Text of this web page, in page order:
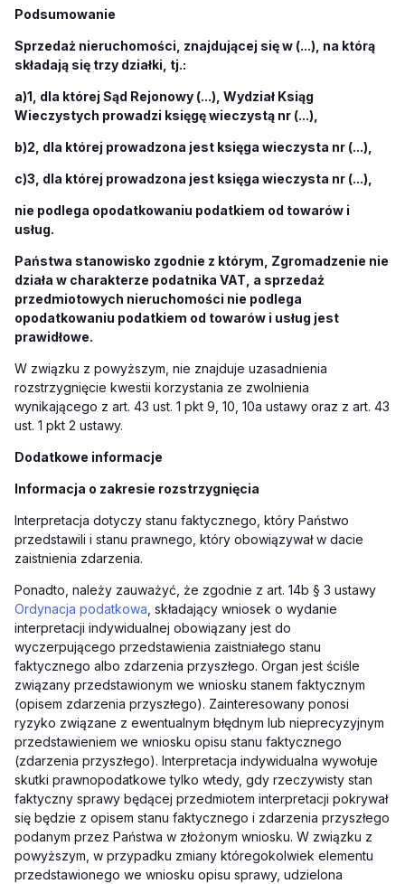
Podsumowanie
Sprzedaż nieruchomości, znajdującej się w (...), na którą
składają się trzy działki, tj.:
a)1, dla której Sąd Rejonowy (...), Wydział Ksiąg
Wieczystych prowadzi księgę wieczystą nr (...),
b)2, dla której prowadzona jest księga wieczysta nr (...),
c)3, dla której prowadzona jest księga wieczysta nr (...),
nie podlega opodatkowaniu podatkiem od towarów i
usług.
Państwa stanowisko zgodnie z którym, Zgromadzenie nie
działa w charakterze podatnika VAT, a sprzedaż
przedmiotowych nieruchomości nie podlega
opodatkowaniu podatkiem od towarów i usług jest
prawidłowe.
W związku z powyższym, nie znajduje uzasadnienia
rozstrzygnięcie kwestii korzystania ze zwolnienia
wynikającego z art. 43 ust. 1 pkt 9, 10, 10a ustawy oraz z art. 43
ust. 1 pkt 2 ustawy.
Dodatkowe informacje
Informacja o zakresie rozstrzygnięcia
Interpretacja dotyczy stanu faktycznego, który Państwo
przedstawili i stanu prawnego, który obowiązywał w dacie
zaistnienia zdarzenia.
Ponadto, należy zauważyć, że zgodnie z art. 14b § 3 ustawy
Ordynacja podatkowa , składający wniosek o wydanie
interpretacji indywidualnej obowiązany jest do
wyczerpującego przedstawienia zaistniałego stanu
faktycznego albo zdarzenia przyszłego. Organ jest ściśle
związany przedstawionym we wniosku stanem faktycznym
(opisem zdarzenia przyszłego). Zainteresowany ponosi
ryzyko związane z ewentualnym błędnym lub nieprecyzyjnym
przedstawieniem we wniosku opisu stanu faktycznego
(zdarzenia przyszłego). Interpretacja indywidualna wywołuje
skutki prawnopodatkowe tylko wtedy, gdy rzeczywisty stan
faktyczny sprawy będącej przedmiotem interpretacji pokrywał
się będzie z opisem stanu faktycznego i zdarzenia przyszłego
podanym przez Państwa w złożonym wniosku. W związku z
powyższym, w przypadku zmiany któregokolwiek elementu
przedstawionego we wniosku opisu sprawy, udzielona